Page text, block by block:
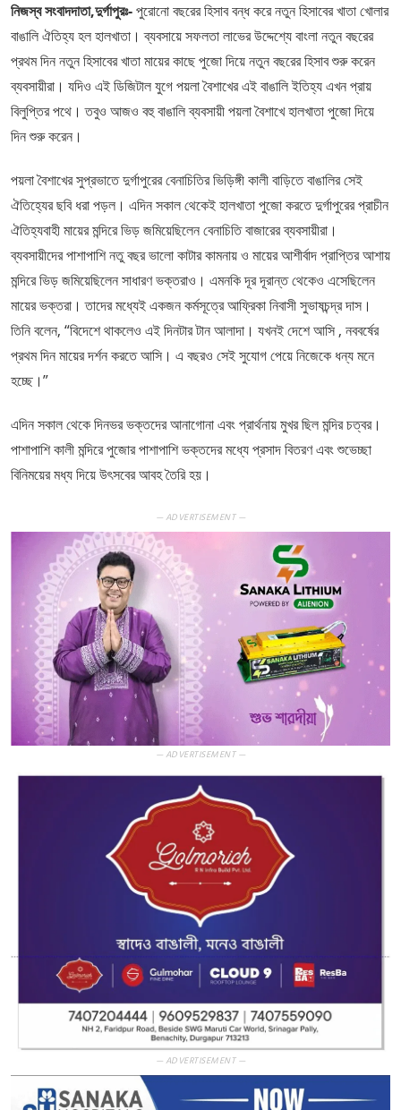
নিজস্ব সংবাদদাতা,দুর্গাপুরঃ-পুরোনো বছরের হিসাব বন্ধ করে নতুন হিসাবের খাতা খোলার
বাঙালি ঐতিহ্য হল হালখাতা। ব্যবসায়ে সফলতা লাভের উদ্দেশ্যে বাংলা নতুন বছরের
প্রথম দিন নতুন হিসাবের খাতা মায়ের কাছে পুজো দিয়ে নতুন বছরের হিসাব শুরু করেন
ব্যবসায়ীরা। যদিও এই ডিজিটাল যুগে পয়লা বৈশাখের এই বাঙালি ইতিহ্য এখন প্রায়
বিলুপ্তির পথে। তবুও আজও বহু বাঙালি ব্যবসায়ী পয়লা বৈশাখে হালখাতা পুজো দিয়ে
দিন শুরু করেন।
পয়লা বৈশাখের সুপ্রভাতে দুর্গাপুরের বেনাচিতির ভিড়িঙ্গী কালী বাড়িতে বাঙালির সেই
ঐতিহ্যের ছবি ধরা পড়ল। এদিন সকাল থেকেই হালখাতা পুজো করতে দুর্গাপুরের প্রাচীন
ঐতিহ্যবাহী মায়ের মন্দিরে ভিড় জমিয়েছিলেন বেনাচিতি বাজারের ব্যবসায়ীরা।
ব্যবসায়ীদের পাশাপাশি নতু বছর ভালো কাটার কামনায় ও মায়ের আশীর্বাদ প্রাপ্তির আশায়
মন্দিরে ভিড় জমিয়েছিলেন সাধারণ ভক্তরাও। এমনকি দূর দূরান্ত থেকেও এসেছিলেন
মায়ের ভক্তরা। তাদের মধ্যেই একজন কর্মসূত্রে আফ্রিকা নিবাসী সুভাষচন্দ্র দাস।
তিনি বলেন, “বিদেশে থাকলেও এই দিনটার টান আলাদা। যখনই দেশে আসি , নববর্ষের
প্রথম দিন মায়ের দর্শন করতে আসি। এ বছরও সেই সুযোগ পেয়ে নিজেকে ধন্য মনে
হচ্ছে।”
এদিন সকাল থেকে দিনভর ভক্তদের আনাগোনা এবং প্রার্থনায় মুখর ছিল মন্দির চত্বর।
পাশাপাশি কালী মন্দিরে পুজোর পাশাপাশি ভক্তদের মধ্যে প্রসাদ বিতরণ এবং শুভেচ্ছা
বিনিময়ের মধ্য দিয়ে উৎসবের আবহ তৈরি হয়।
— ADVERTISEMENT —
— ADVERTISEMENT —
— ADVERTISEMENT —